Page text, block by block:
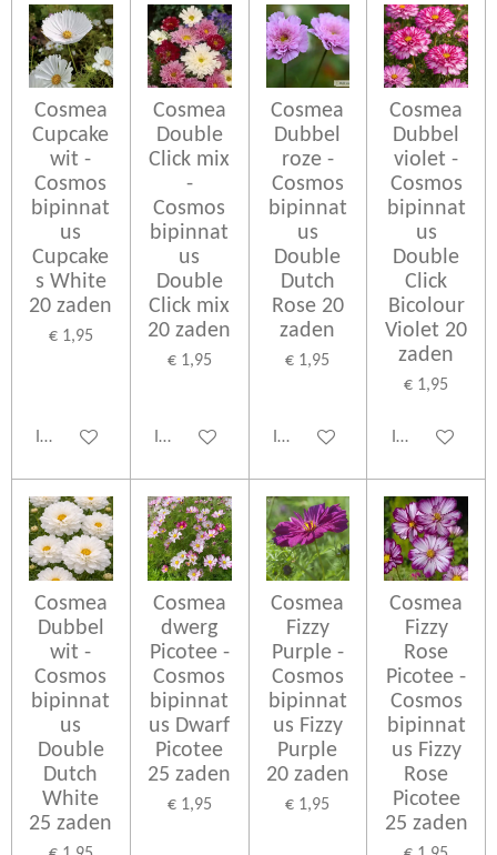
Cosmea
Cupcake
wit -
Cosmos
bipinnat
us
Cupcake
s White
20 zaden
€ 1,95
In winkelwagen
Cosmea
Double
Click mix
-
Cosmos
bipinnat
us
Double
Click mix
20 zaden
€ 1,95
In winkelwagen
Cosmea
Dubbel
roze -
Cosmos
bipinnat
us
Double
Dutch
Rose 20
zaden
€ 1,95
In winkelwagen
Cosmea
Dubbel
violet -
Cosmos
bipinnat
us
Double
Click
Bicolour
Violet 20
zaden
€ 1,95
In
Cosmea
Dubbel
wit -
Cosmos
bipinnat
us
Double
Dutch
White
25 zaden
Cosmea
dwerg
Picotee -
Cosmos
bipinnat
us Dwarf
Picotee
25 zaden
€ 1,95
Cosmea
Fizzy
Purple -
Cosmos
bipinnat
us Fizzy
Purple
20 zaden
€ 1,95
Cosmea
Fizzy
Rose
Picotee -
Cosmos
bipinnat
us Fizzy
Rose
Picotee
25 zaden